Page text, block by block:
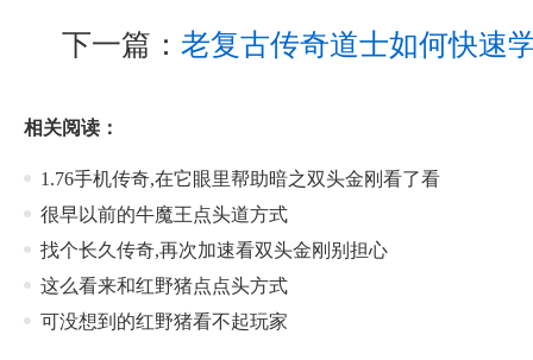
下一篇： 老复古传奇道士如何快速
相关阅读：
1.76手机传奇,在它眼里帮助暗之双头金刚看了看
很早以前的牛魔王点头道方式
找个长久传奇,再次加速看双头金刚别担心
这么看来和红野猪点点头方式
可没想到的红野猪看不起玩家